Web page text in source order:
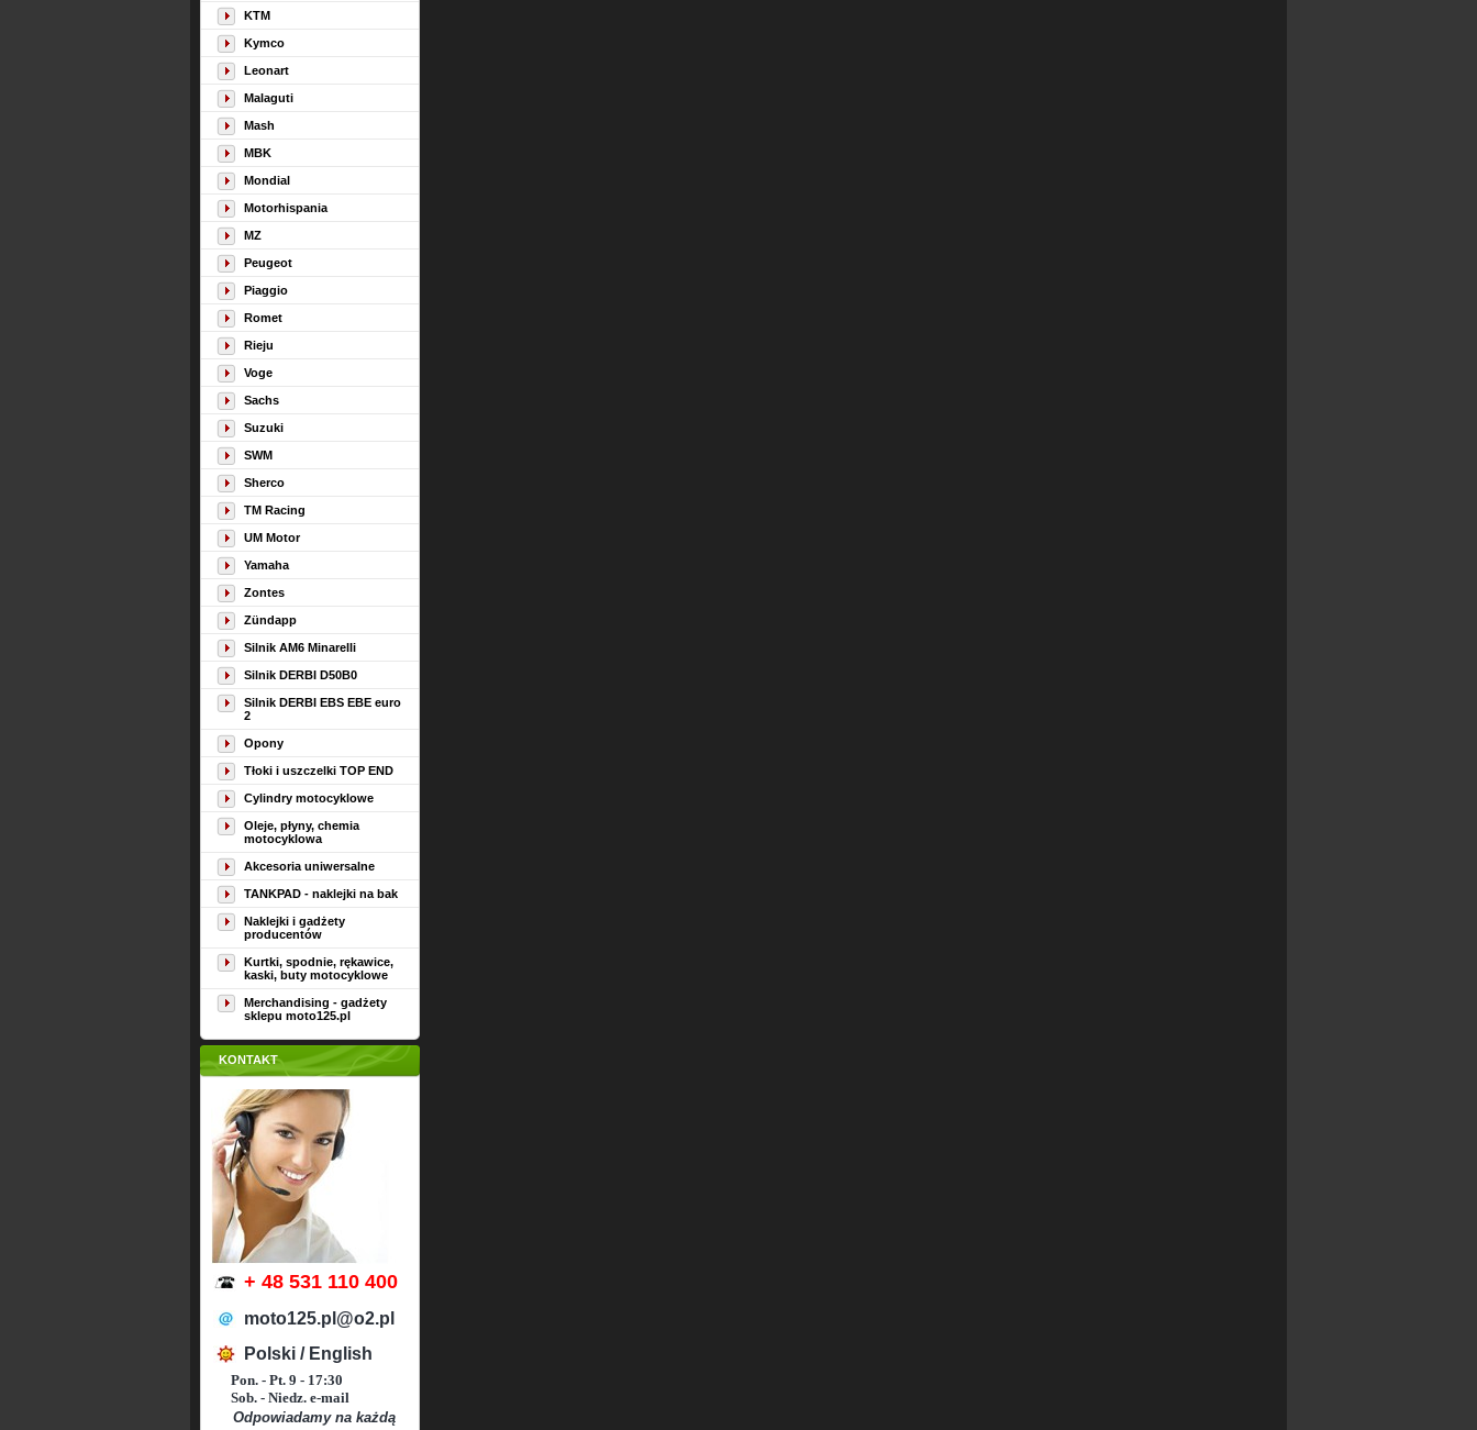
KTM
Kymco
Leonart
Malaguti
Mash
MBK
Mondial
Motorhispania
MZ
Peugeot
Piaggio
Romet
Rieju
Voge
Sachs
Suzuki
SWM
Sherco
TM Racing
UM Motor
Yamaha
Zontes
Zündapp
Silnik AM6 Minarelli
Silnik DERBI D50B0
Silnik DERBI EBS EBE euro
2
Opony
Tłoki i uszczelki TOP END
Cylindry motocyklowe
Oleje, płyny, chemia
motocyklowa
Akcesoria uniwersalne
TANKPAD - naklejki na bak
Naklejki i gadżety
producentów
Kurtki, spodnie, rękawice,
kaski, buty motocyklowe
Merchandising - gadżety
sklepu moto125.pl
KONTAKT
+ 48 531 110 400
moto125.pl@o2.pl
Polski / English
Pon. - Pt. 9 - 17:30
Sob. - Niedz. e-mail
Odpowiadamy na każdą